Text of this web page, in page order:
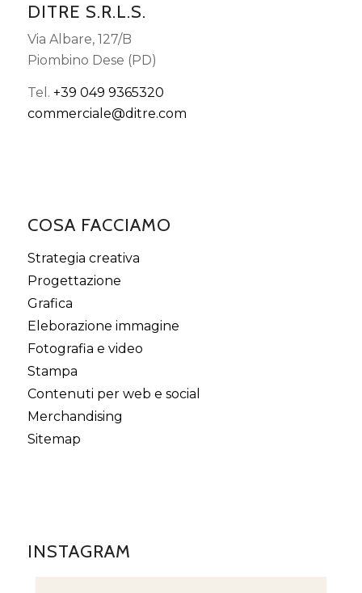
DITRE S.R.L.S.
Via Albare, 127/B
Piombino Dese (PD)
Tel. +39 049 9365320
commerciale@ditre.com
COSA FACCIAMO
Strategia creativa
Progettazione
Grafica
Eleborazione immagine
Fotografia e video
Stampa
Contenuti per web e social
Merchandising
Sitemap
INSTAGRAM